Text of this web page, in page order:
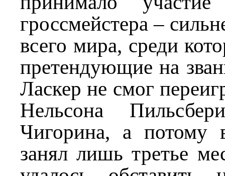
гроссмейстера –
всего мира, среди
претендующие на
Ласкер не смог
Нельсона
Чигорина, а потому
занял лишь третье